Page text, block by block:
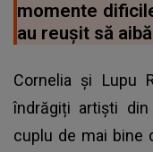
momente
au reușit să
Cornelia și Lupu
îndrăgiți artiști
cuplu de mai bine